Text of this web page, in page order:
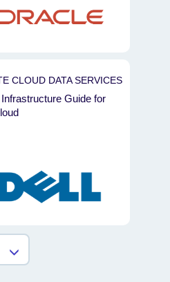
CLOUD DATA SERVICES
Guide for